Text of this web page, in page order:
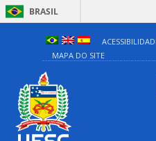
BRASIL
MAPA DO SITE